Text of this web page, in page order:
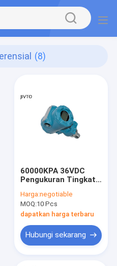
(8)
60000KPA 36VDC
Pengukuran Tingkat
Diferensial 1/2 BSP
Harga:negotiable
MOQ:10 Pcs
dapatkan harga terbaru
Hubungi sekarang